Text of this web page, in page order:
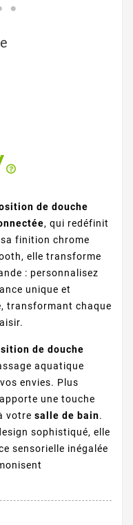
de douche
, qui redéfinit
sa finition chrome
elle transforme
: personnalisez
unique et
transformant chaque
de douche
aquatique
envies. Plus
une touche
votre salle de bain.
sophistiqué, elle
sensorielle inégalée